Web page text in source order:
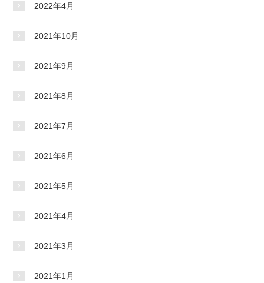
2022年4月
2021年10月
2021年9月
2021年8月
2021年7月
2021年6月
2021年5月
2021年4月
2021年3月
2021年1月